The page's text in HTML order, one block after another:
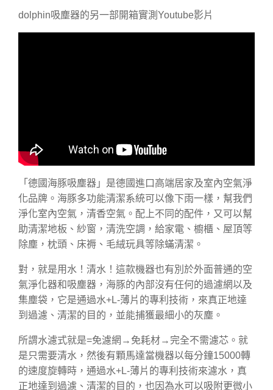
dolphin吸塵器的另一部開箱實測Youtube影片
「德國海豚吸塵器」是德國進口高端居家及室內空氣淨
化品牌。海豚多功能清潔系統可以像下雨一樣，幫我們
淨化室內空氣，清香空氣。配上不同的配件，又可以幫
助清潔地板、紗窗，清洗空調，給家電、櫥櫃、屋頂等
除塵，枕頭、床褥、毛絨玩具等除蟎清潔。
對，就是用水！清水！這款機器也有別於外面普通的空
氣淨化器和吸塵器，海豚的內部沒有任何的過濾網以及
集塵袋，它是通過水+L-薄片的專利技術，來真正地達
到過濾、清潔的目的，並能捕獲最細小的灰塵。
所謂水濾式就是=免濾網→免耗材→完全不需濾芯。就
是只需要清水，然後有顆馬達當機器以每分鐘15000轉
的速度旋轉時，通過水+L-薄片的專利技術來濾水，真
正地達到過濾、清潔的目的，也因為水可以吸附更微小